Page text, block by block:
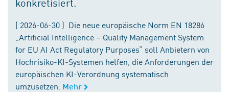
( 2026-06-30 ) Die neue europäische Norm EN 18286
„Artificial Intelligence – Quality Management System
for EU AI Act Regulatory Purposes“ soll Anbietern von
Hochrisiko-KI-Systemen helfen, die Anforderungen der
europäischen KI-Verordnung systematisch
umzusetzen. Mehr